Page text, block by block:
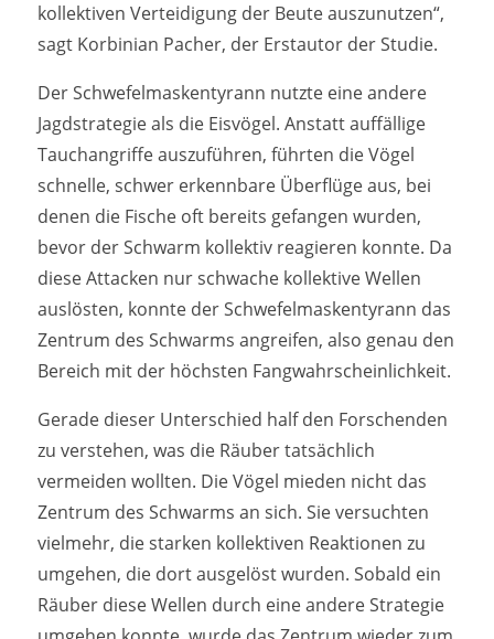
kollektiven Verteidigung der Beute auszunutzen“,
sagt Korbinian Pacher, der Erstautor der Studie.
Der Schwefelmaskentyrann nutzte eine andere
Jagdstrategie als die Eisvögel. Anstatt auffällige
Tauchangriffe auszuführen, führten die Vögel
schnelle, schwer erkennbare Überflüge aus, bei
denen die Fische oft bereits gefangen wurden,
bevor der Schwarm kollektiv reagieren konnte. Da
diese Attacken nur schwache kollektive Wellen
auslösten, konnte der Schwefelmaskentyrann das
Zentrum des Schwarms angreifen, also genau den
Bereich mit der höchsten Fangwahrscheinlichkeit.
Gerade dieser Unterschied half den Forschenden
zu verstehen, was die Räuber tatsächlich
vermeiden wollten. Die Vögel mieden nicht das
Zentrum des Schwarms an sich. Sie versuchten
vielmehr, die starken kollektiven Reaktionen zu
umgehen, die dort ausgelöst wurden. Sobald ein
Räuber diese Wellen durch eine andere Strategie